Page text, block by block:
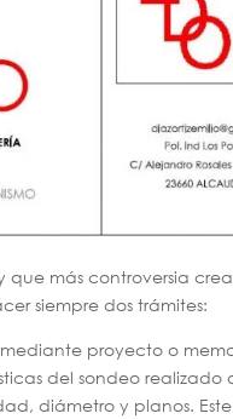
que más controversia
siempre dos trámites:
proyecto o
del sondeo realizado
diámetro y planos.